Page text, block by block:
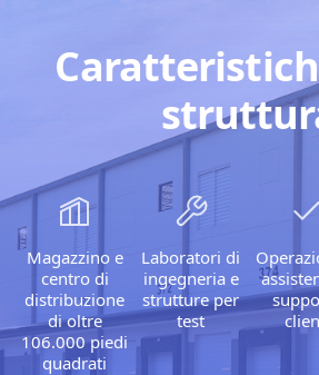
Magazzino e
centro di
distribuzione
di oltre
106.000 piedi
quadrati
Laboratori di
ingegneria e
strutture per
test